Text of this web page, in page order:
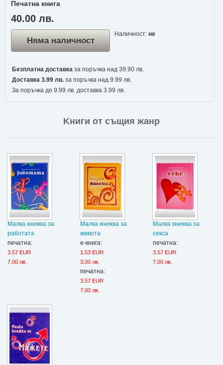
Печатна книга
40.00 лв.
Няма наличност
Наличност: не
Безплатна доставказа поръчка над 39.90 лв.
Доставка 3.99 лв.за поръчка над 9.99 лв.
За поръчка до 9.99 лв. доставка 3.99 лв.
Kниги от същия жанр
Малка книжка за
работата
печатна:
3.57 EUR
7.00 лв.
Малка книжка за
живота
е-книга:
1.53 EUR
3.00 лв.
печатна:
3.57 EUR
7.00 лв.
Малка книжка за
секса
печатна:
3.57 EUR
7.00 лв.